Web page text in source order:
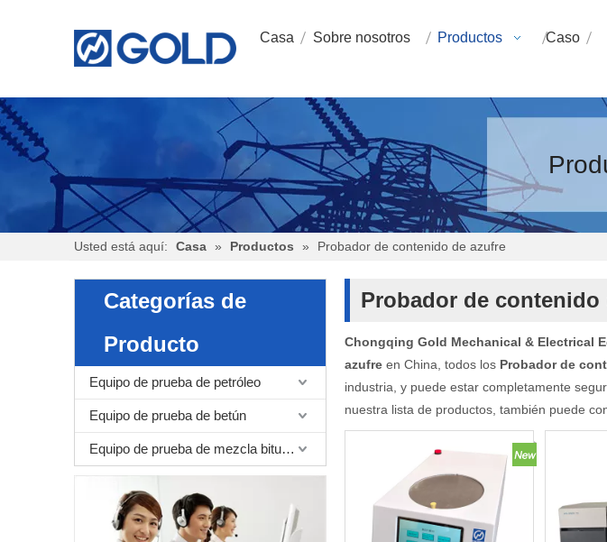
Casa Sobre nosotros Productos Caso
Usted está aquí: Casa » Productos » Probador de contenido de azufre
Categorías de
Producto
Equipo de prueba de petróleo
Equipo de prueba de betún
Equipo de prueba de mezcla bituminosa
Probador de contenido
Chongqing Gold Mechanical & Electrical
azufre en China, todos los Probador de
industria, y puede estar completamente
nuestra lista de productos, también puede